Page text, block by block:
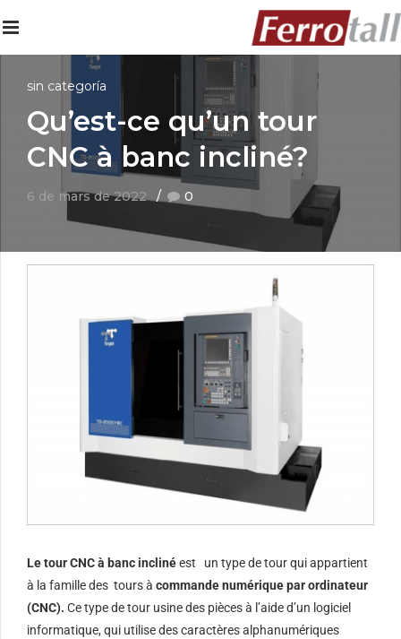
sin categoría
Qu’est-ce qu’un tour
CNC à banc incliné?
6 de mars de 2022 0
Le tour CNC à banc inclinéest
un type de tour qui appartient
à la famille des tours à commande numérique par ordinateur
(CNC). Ce type de tour usine des pièces à l’aide d’un logiciel
informatique, qui utilise des caractères alphanumériques